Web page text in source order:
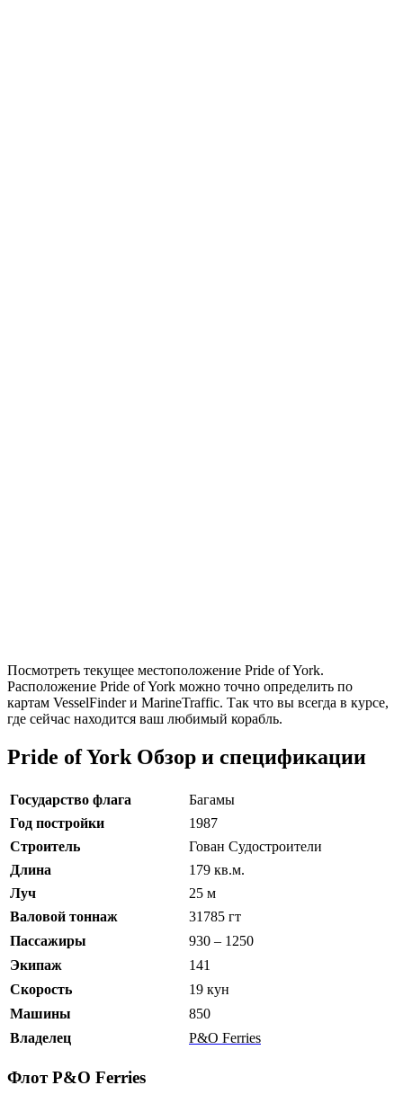
Посмотреть текущее местоположение Pride of York.
Расположение Pride of York можно точно определить по
картам VesselFinder и MarineTraffic. Так что вы всегда в курсе,
где сейчас находится ваш любимый корабль.
Pride of York Обзор и спецификации
Государство флага
Багамы
Год постройки
1987
Строитель
Гован Судостроители
Длина
179 кв.м.
Луч
25 м
Валовой тоннаж
31785 гт
Пассажиры
930 – 1250
Экипаж
141
Скорость
19 кун
Машины
850
Владелец
P&O Ferries
Флот P&O Ferries